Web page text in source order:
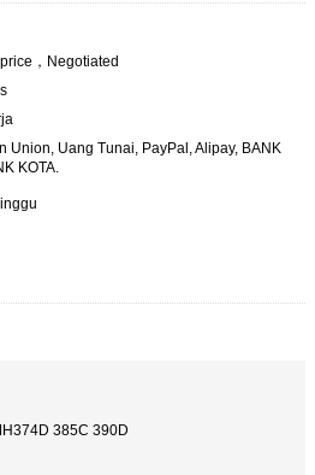
，Negotiated
Union, Uang Tunai, PayPal, Alipay, BANK
KOTA.
385C 390D